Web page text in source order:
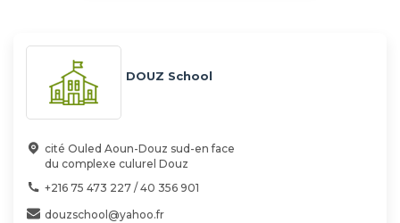
DOUZ School
cité Ouled Aoun-Douz sud-en face
du complexe culurel Douz
+216 75 473 227 / 40 356 901
douzschool@yahoo.fr